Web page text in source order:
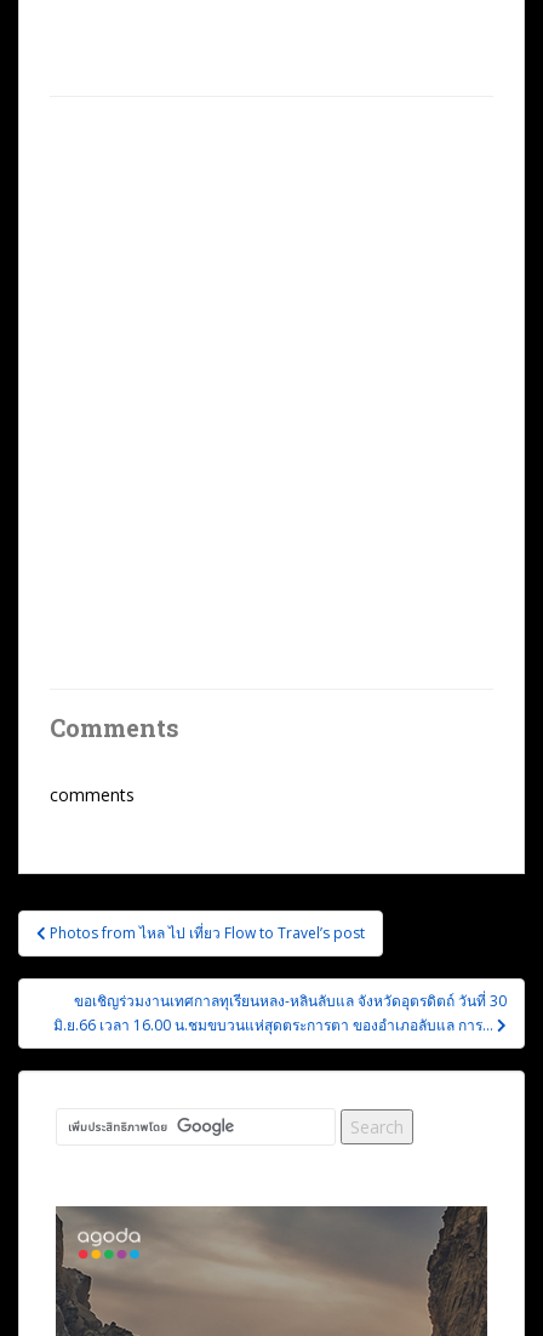
Comments
comments
แนะแนว
เรื่อง
Photos from ไหล ไป เที่ยว Flow to Travel’s post
ขอเชิญร่วมงานเทศกาลทุเรียนหลง-หลินลับแล จังหวัดอุตรดิตถ์ วันที่ 30
มิ.ย.66 เวลา 16.00 น.ชมขบวนแห่สุดตระการตา ของอำเภอลับแล การ…